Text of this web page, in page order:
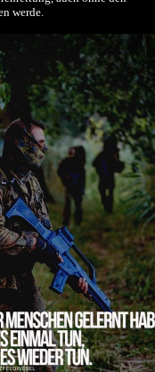
werde.